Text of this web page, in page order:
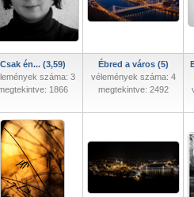
Csak én... (3,59)
száma: 3
1866
Ébred a város (5)
vélemények száma: 4
megtekintve: 2492